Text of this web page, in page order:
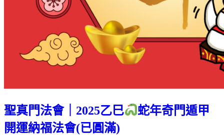
聖真門法會｜2025乙巳
蛇年奇門遁甲
開運納福法會(已圓滿)